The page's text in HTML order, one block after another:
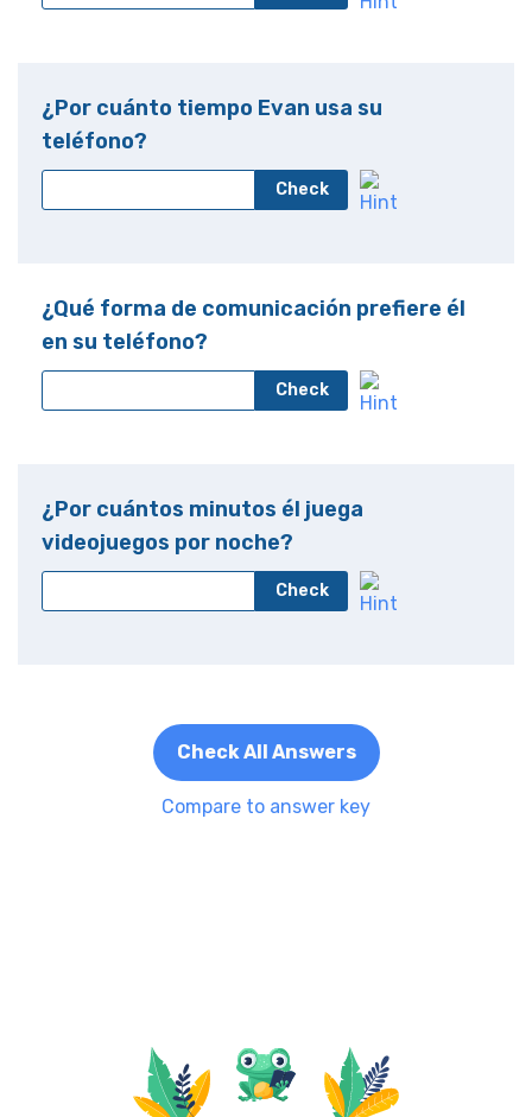
¿Por cuánto tiempo Evan usa su
teléfono?
Check
¿Qué forma de comunicación prefiere él
en su teléfono?
Check
¿Por cuántos minutos él juega
videojuegos por noche?
Check
Check All Answers
Compare to answer key